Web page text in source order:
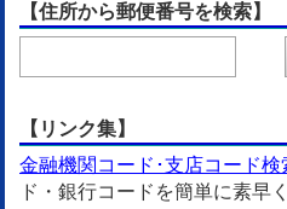
【住所から郵便番号を検索】
【リンク集】
金融機関コード･支店コード検
ド・銀行コードを簡単に素早